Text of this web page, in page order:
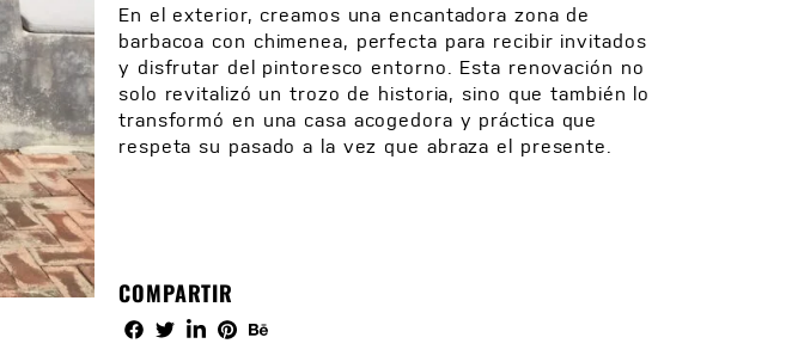
En el exterior, creamos una encantadora zona de
barbacoa con chimenea, perfecta para recibir invitados
y disfrutar del pintoresco entorno. Esta renovación no
solo revitalizó un trozo de historia, sino que también lo
transformó en una casa acogedora y práctica que
respeta su pasado a la vez que abraza el presente.
COMPARTIR